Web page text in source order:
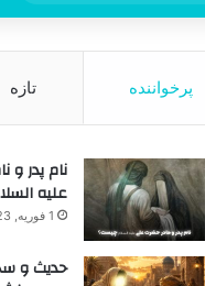
برای
پرخواننده تازه
نام پدر
علیه
1 فوریه, 2023
حدیث و